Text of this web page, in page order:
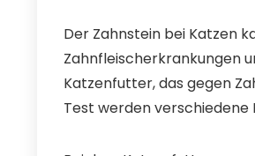
Der Zahnstein bei Katzen
Zahnfleischerkrankungen
Katzenfutter, das gegen
Test werden verschiedene